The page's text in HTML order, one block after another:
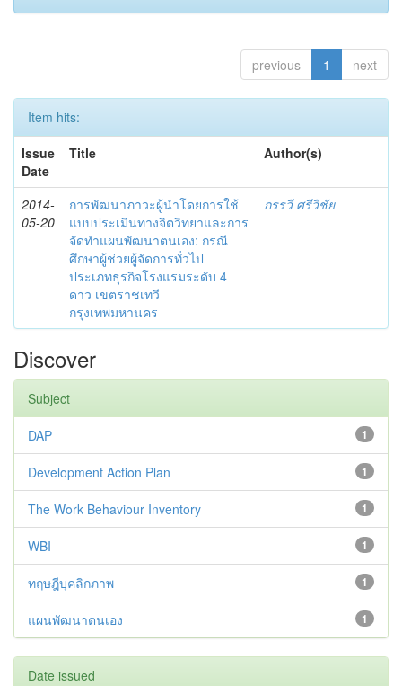
previous 1 next
Item hits:
Issue
Date
Title Author(s)
2014-
05-20
การพัฒนาภาวะผู้นำโดยการใช้
แบบประเมินทางจิตวิทยาและการ
จัดทำแผนพัฒนาตนเอง: กรณี
ศึกษาผู้ช่วยผู้จัดการทั่วไป
ประเภทธุรกิจโรงแรมระดับ 4
ดาว เขตราชเทวี
กรุงเทพมหานคร
กรรวี ศรีวิชัย
Discover
Subject
1
DAP
1
Development Action Plan
1
The Work Behaviour Inventory
1
WBI
1
ทฤษฎีบุคลิกภาพ
1
แผนพัฒนาตนเอง
Date issued